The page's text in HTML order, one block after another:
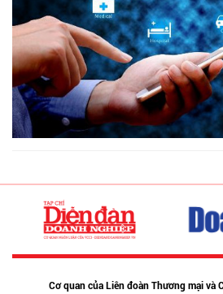
Cơ quan của Liên đoàn Thương mại và